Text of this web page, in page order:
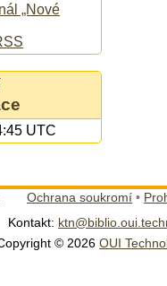
„Nové
UTC
Ochrana soukromí •
Kontakt:
© 2026 OUI